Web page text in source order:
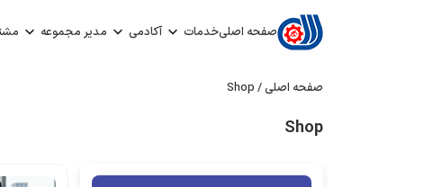
صفحه اصلیخدمات آکادمی مدیر مجموعه
صفحه اصلی/
Shop
Shop